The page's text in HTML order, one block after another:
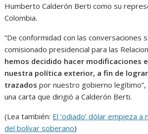
Humberto Calderón Berti como su
Colombia.
“De conformidad con las conversaciones
comisionado presidencial para las
hemos decidido hacer modificaciones
nuestra política exterior, a fin de
trazados por nuestro gobierno legítimo”,
una carta que dirigió a Calderón Berti.
(Lea también: El ‘odiado’ dólar empieza
del bolívar soberano)